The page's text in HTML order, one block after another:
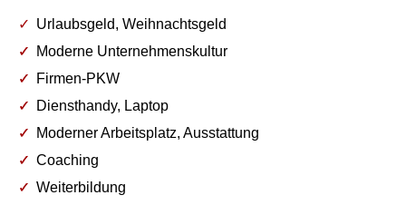
Urlaubsgeld, Weihnachtsgeld
Moderne Unternehmenskultur
Firmen-PKW
Diensthandy, Laptop
Moderner Arbeitsplatz, Ausstattung
Coaching
Weiterbildung